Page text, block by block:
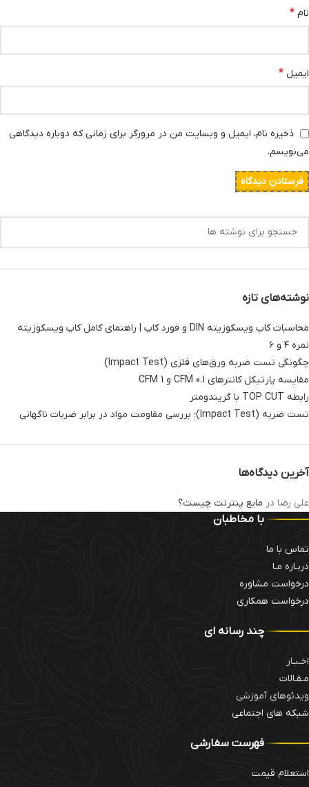
نام *
ایمیل *
ذخیره نام، ایمیل و وبسایت من در مرورگر برای زمانی که دوباره دیدگاهی
می‌نویسم.
نوشته‌های تازه
محاسبات کاپ ویسکوزیته DIN و فورد کاپ | راهنمای کامل کاپ ویسکوزیته
نمره ۴ و ۶
چگونگی تست ضربه ورق‌های فلزی (Impact Test)
مقایسه پارتیکل کانترهای 0.1 CFM و 1 CFM
رابطه TOP CUT با گریندومتر
تست ضربه (Impact Test)؛ بررسی مقاومت مواد در برابر ضربات ناگهانی
آخرین دیدگاه‌ها
علی رضا در مایع پنترنت چیست؟
با مخاطبان
تماس با ما
دربـاره مـا
درخواست مشاوره
درخواست همکاری
چند رسانه ای
اخـبـار
مـقـالات
ویدئوهای آموزشی
شبکه های اجتماعی
فهرست سفارشی
استعلام قیمت